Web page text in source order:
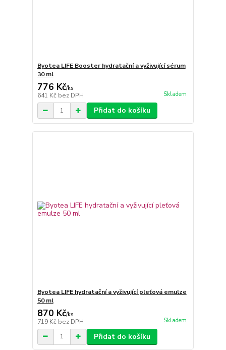
Byotea LIFE Booster hydratační a vyživující sérum
30 ml
776 Kč/ks
641 Kč bez DPH Skladem
Přidat do košíku
Byotea LIFE hydratační a vyživující pleťová emulze
50 ml
870 Kč/ks
719 Kč bez DPH Skladem
Přidat do košíku